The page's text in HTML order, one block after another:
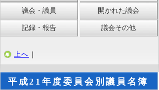
議会・議員 開かれた議会
記録・報告 議会その他
上へ ｜
平成21年度委員会別議員名簿